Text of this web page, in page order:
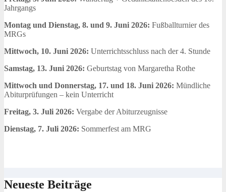
Jahrgangs
Montag und Dienstag, 8. und 9. Juni 2026: Fußballturnier des
MRGs
Mittwoch, 10. Juni 2026: Unterrichtsschluss nach der 4. Stunde
Samstag, 13. Juni 2026: Geburtstag von Margaretha Rothe
Mittwoch und Donnerstag, 17. und 18. Juni 2026: Mündliche
Abiturprüfungen – kein Unterricht
Freitag, 3. Juli 2026: Vergabe der Abiturzeugnisse
Dienstag, 7. Juli 2026: Sommerfest am MRG
Neueste Beiträge